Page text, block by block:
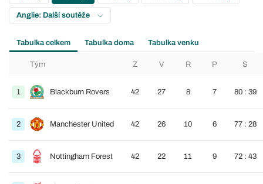
Anglie: Další soutěže
Tabulka celkem Tabulka doma Tabulka venku
Tým Z V R P S
1 Blackburn Rovers 42 27 8 7 80 : 39
2 Manchester United 42 26 10 6 77 : 28
3 Nottingham Forest 42 22 11 9 72 : 43